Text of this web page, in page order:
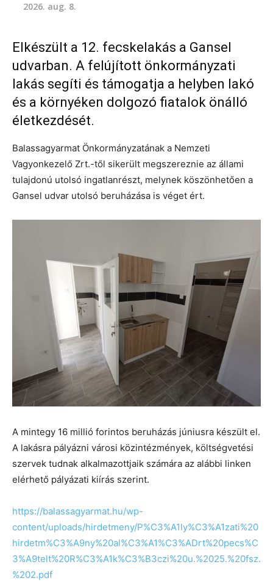
2026. aug. 8.
Elkészült a 12. fecskelakás a Gansel
udvarban. A felújított önkormányzati
lakás segíti és támogatja a helyben lakó
és a környéken dolgozó fiatalok önálló
életkezdését.
Balassagyarmat Önkormányzatának a Nemzeti
Vagyonkezelő Zrt.-től sikerült megszereznie az állami
tulajdonú utolsó ingatlanrészt, melynek köszönhetően a
Gansel udvar utolsó beruházása is véget ért.
A mintegy 16 millió forintos beruházás júniusra készült el.
A lakásra pályázni városi közintézmények, költségvetési
szervek tudnak alkalmazottjaik számára az alábbi linken
elérhető pályázati kiírás szerint.
https://balassagyarmat.hu/wp-
content/uploads/hirdetmeny/P%C3%A1ly%C3%A1zati%20
hirdetm%C3%A9ny%20al%C3%A1%C3%ADrt%20pecs%C
3%A9telt%20R%C3%A1k%C3%B3czi%20u.%2025.%20fsz.
%202.pdf